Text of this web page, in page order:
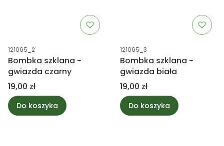
Kod produktu
121065_2
Bombka szklana -
gwiazda czarny
Cena
19,00 zł
Do koszyka
Kod produktu
121065_3
Bombka szklana -
gwiazda biała
Cena
19,00 zł
Do koszyka